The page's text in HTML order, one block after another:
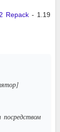
Repack- 1.19
посредством